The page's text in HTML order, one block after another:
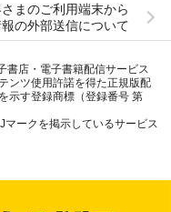
まのご利用端末から
の外部送信について
書店・電子書籍配信サービス
ンツ使用許諾を得た正規版配
示す登録商標（登録番号 第
マークを掲示しているサービス